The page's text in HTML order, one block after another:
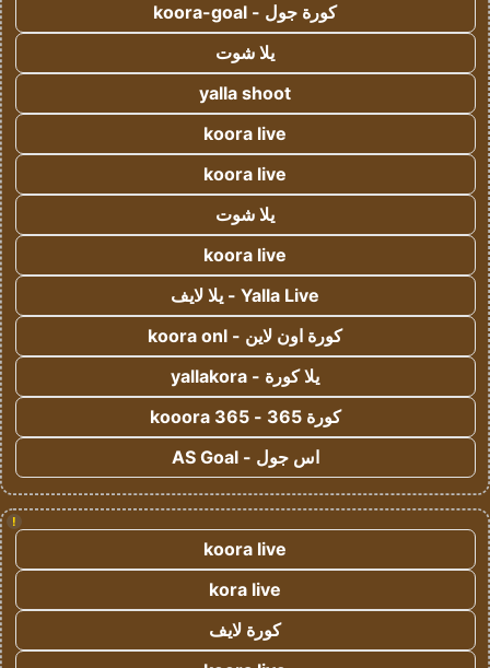
كورة جول - koora-goal
يلا شوت
yalla shoot
koora live
koora live
يلا شوت
koora live
Yalla Live - يلا لايف
كورة اون لاين - koora onl
يلا كورة - yallakora
كورة 365 - kooora 365
اس جول - AS Goal
!
koora live
kora live
كورة لايف